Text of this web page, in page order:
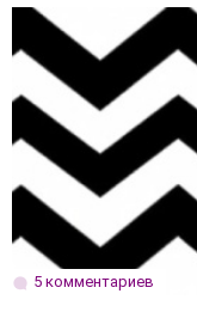
5 комментариев